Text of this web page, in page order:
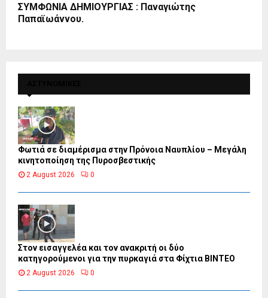
ΣΥΜΦΩΝΙΑ ΔΗΜΙΟΥΡΓΙΑΣ : Παναγιώτης
Παπαϊωάννου.
Φωτιά σε διαμέρισμα στην Πρόνοια Ναυπλίου – Μεγάλη
κινητοποίηση της Πυροσβεστικής
2 August 2026 0
Στον εισαγγελέα και τον ανακριτή οι δύο
κατηγορούμενοι για την πυρκαγιά στα Φίχτια ΒΙΝΤΕΟ
2 August 2026 0